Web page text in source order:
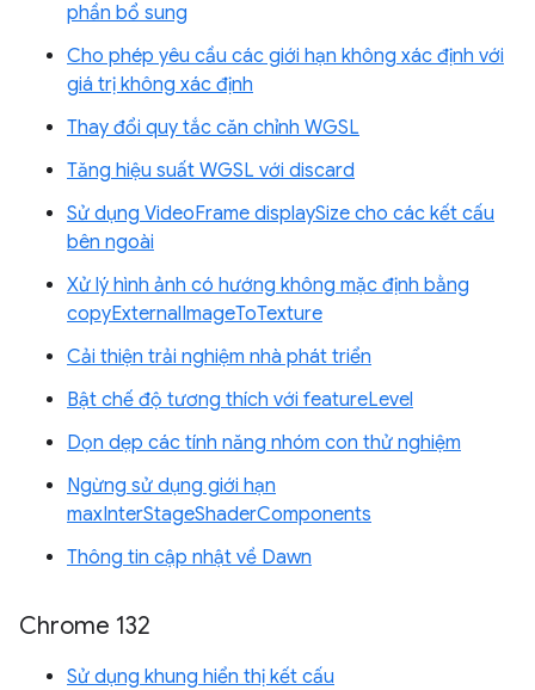
phần bổ sung
Cho phép yêu cầu các giới hạn không xác định với
giá trị không xác định
Thay đổi quy tắc căn chỉnh WGSL
Tăng hiệu suất WGSL với discard
Sử dụng VideoFrame displaySize cho các kết cấu
bên ngoài
Xử lý hình ảnh có hướng không mặc định bằng
copyExternalImageToTexture
Cải thiện trải nghiệm nhà phát triển
Bật chế độ tương thích với featureLevel
Dọn dẹp các tính năng nhóm con thử nghiệm
Ngừng sử dụng giới hạn
maxInterStageShaderComponents
Thông tin cập nhật về Dawn
Chrome 132
Sử dụng khung hiển thị kết cấu